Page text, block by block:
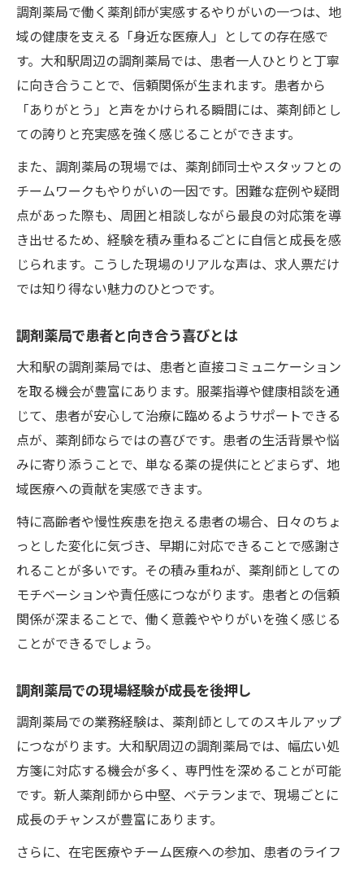
調剤薬局で働く薬剤師が実感するやりがいの一つは、地
域の健康を支える「身近な医療人」としての存在感で
す。大和駅周辺の調剤薬局では、患者一人ひとりと丁寧
に向き合うことで、信頼関係が生まれます。患者から
「ありがとう」と声をかけられる瞬間には、薬剤師とし
ての誇りと充実感を強く感じることができます。
また、調剤薬局の現場では、薬剤師同士やスタッフとの
チームワークもやりがいの一因です。困難な症例や疑問
点があった際も、周囲と相談しながら最良の対応策を導
き出せるため、経験を積み重ねるごとに自信と成長を感
じられます。こうした現場のリアルな声は、求人票だけ
では知り得ない魅力のひとつです。
調剤薬局で患者と向き合う喜びとは
大和駅の調剤薬局では、患者と直接コミュニケーション
を取る機会が豊富にあります。服薬指導や健康相談を通
じて、患者が安心して治療に臨めるようサポートできる
点が、薬剤師ならではの喜びです。患者の生活背景や悩
みに寄り添うことで、単なる薬の提供にとどまらず、地
域医療への貢献を実感できます。
特に高齢者や慢性疾患を抱える患者の場合、日々のちょ
っとした変化に気づき、早期に対応できることで感謝さ
れることが多いです。その積み重ねが、薬剤師としての
モチベーションや責任感につながります。患者との信頼
関係が深まることで、働く意義ややりがいを強く感じる
ことができるでしょう。
調剤薬局での現場経験が成長を後押し
調剤薬局での業務経験は、薬剤師としてのスキルアップ
につながります。大和駅周辺の調剤薬局では、幅広い処
方箋に対応する機会が多く、専門性を深めることが可能
です。新人薬剤師から中堅、ベテランまで、現場ごとに
成長のチャンスが豊富にあります。
さらに、在宅医療やチーム医療への参加、患者のライフ